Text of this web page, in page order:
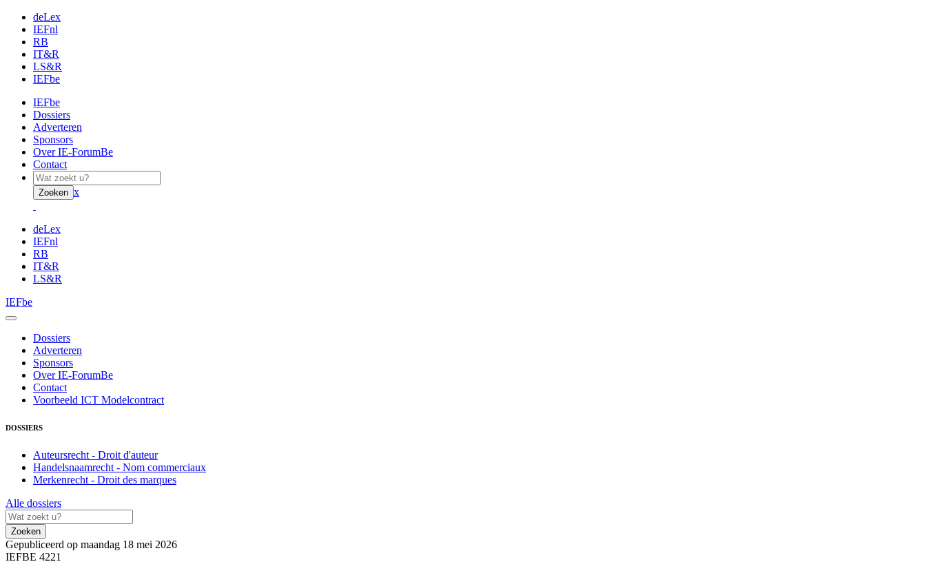
deLex
IEFnl
RB
IT&R
LS&R
IEFbe
IEFbe
Dossiers
Adverteren
Sponsors
Over IE-ForumBe
Contact
Zoeken x
deLex
IEFnl
RB
IT&R
LS&R
IEFbe
Dossiers
Adverteren
Sponsors
Over IE-ForumBe
Contact
Voorbeeld ICT Modelcontract
DOSSIERS
Auteursrecht - Droit d'auteur
Handelsnaamrecht - Nom commerciaux
Merkenrecht - Droit des marques
Alle dossiers
Zoeken
Gepubliceerd op maandag 18 mei 2026
IEFBE 4221